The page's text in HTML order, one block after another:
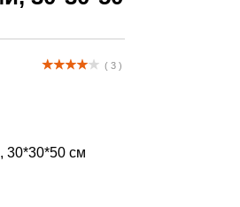
( 3 )
30*30*50 см